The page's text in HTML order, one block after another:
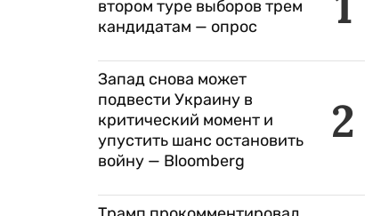
втором туре выборов трем
кандидатам — опрос
2
Запад снова может
подвести Украину в
критический момент и
упустить шанс остановить
войну — Bloomberg